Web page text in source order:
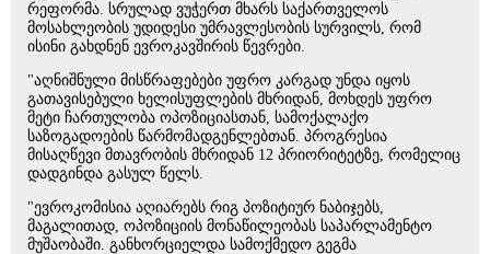
რეფორმა. სრულად ვუჭერთ მხარს საქართველოს
მოსახლეობის უდიდესი უმრავლესობის სურვილს, რომ
ისინი გახდნენ ევროკავშირის წევრები.
"აღნიშნული მისწრაფებები უფრო კარგად უნდა იყოს
გათავისებული ხელისუფლების მხრიდან, მოხდეს უფრო
მეტი ჩართულობა ოპოზიციასთან, სამოქალაქო
საზოგადოების წარმომადგენლებთან. პროგრესია
მისაღწევი მთავრობის მხრიდან 12 პრიორიტეტზე, რომელიც
დადგინდა გასულ წელს.
"ევროკომისია აღიარებს რიგ პოზიტიურ ნაბიჯებს,
მაგალითად, ოპოზიციის მონაწილეობას საპარლამენტო
მუშაობაში. განხორციელდა სამოქმედო გეგმა